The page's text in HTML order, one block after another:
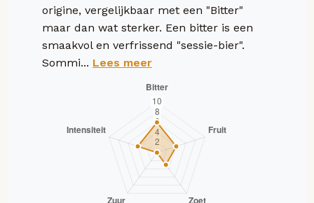
origine, vergelijkbaar met een "Bitter"
maar dan wat sterker. Een bitter is een
smaakvol en verfrissend "sessie-bier".
Sommi... Lees meer